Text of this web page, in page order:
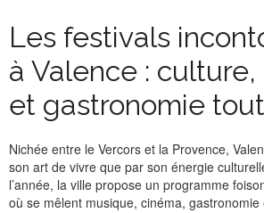
Les festivals
à Valence :
et gastronomie
Nichée entre le Vercors et la Provence,
son art de vivre que par son énergie
l’année, la ville propose un programme
où se mêlent musique, cinéma,